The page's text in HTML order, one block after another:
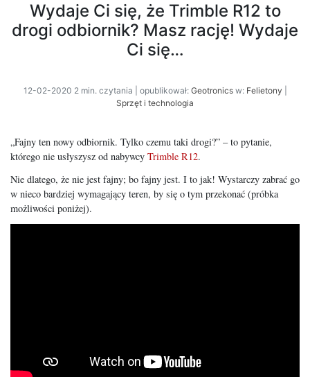
Wydaje Ci się, że Trimble R12 to
drogi odbiornik? Masz rację! Wydaje
Ci się…
12-02-2020 2 min. czytania | opublikował: Geotronicsw: Felietony
Sprzęt i technologia
„Fajny ten nowy odbiornik. Tylko czemu taki drogi?” – to pytanie,
którego nie usłyszysz od nabywcy Trimble R12.
Nie dlatego, że nie jest fajny; bo fajny jest. I to jak! Wystarczy zabrać go
w nieco bardziej wymagający teren, by się o tym przekonać (próbka
możliwości poniżej).